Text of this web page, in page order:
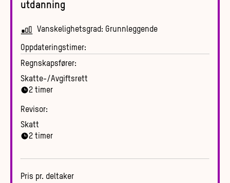
utdanning
Vanskelighetsgrad: Grunnleggende
Oppdateringstimer:
Regnskapsfører:
Skatte-/Avgiftsrett
2 timer
Revisor:
Skatt
2 timer
Pris pr. deltaker